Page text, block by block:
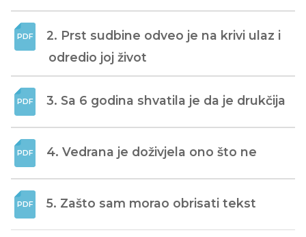
2. Prst sudbine odveo je na krivi ulaz i
odredio joj život
3. Sa 6 godina shvatila je da je drukčija
4. Vedrana je doživjela ono što ne
5. Zašto sam morao obrisati tekst